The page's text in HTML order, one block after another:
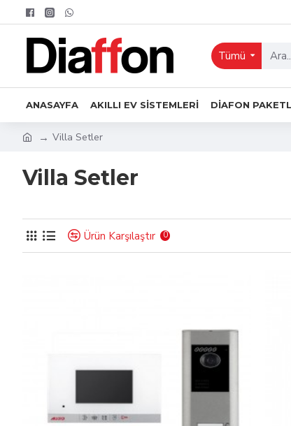
Tümü
ANASAYFA AKILLI EV SISTEMLERI DIAFON
Villa Setler
Villa Setler
Ürün Karşılaştır 0